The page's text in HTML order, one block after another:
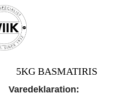
5KG BASMATIRIS
Varedeklaration: